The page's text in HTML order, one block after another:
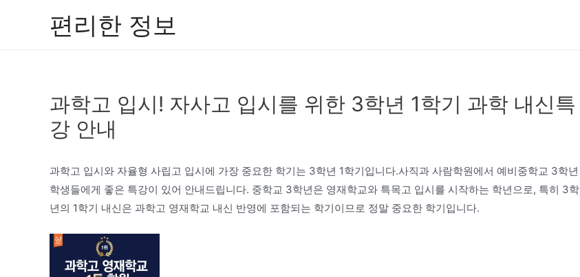
편리한 정보
과학고 입시! 자사고 입시를 위한 3학년 1학기 과학 내신특
강 안내
과학고 입시와 자율형 사립고 입시에 가장 중요한 학기는 3학년 1학기입니다.사직과 사람학원에서 예비중학교 3학년
학생들에게 좋은 특강이 있어 안내드립니다. 중학교 3학년은 영재학교와 특목고 입시를 시작하는 학년으로, 특히 3학
년의 1학기 내신은 과학고 영재학교 내신 반영에 포함되는 학기이므로 정말 중요한 학기입니다.